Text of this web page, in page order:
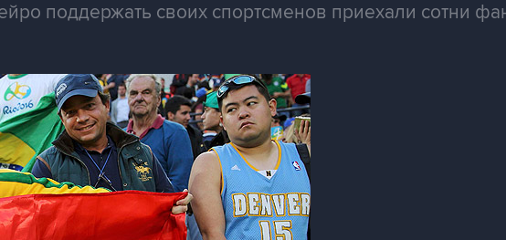
поддержать своих спортсменов приехали сотни